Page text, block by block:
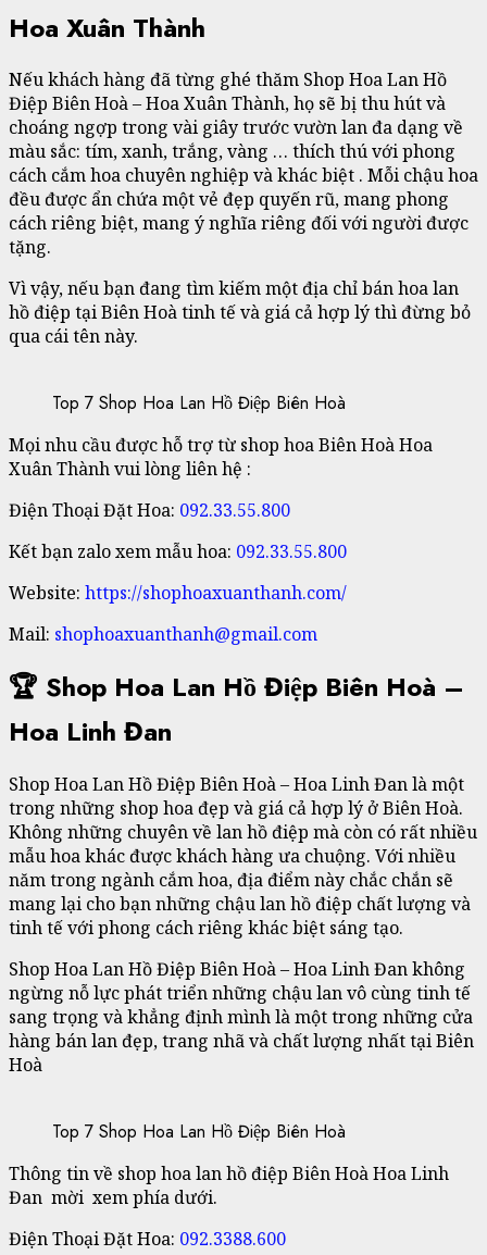
Hoa Xuân Thành
Nếu khách hàng đã từng ghé thăm Shop Hoa Lan Hồ
Điệp Biên Hoà – Hoa Xuân Thành, họ sẽ bị thu hút và
choáng ngợp trong vài giây trước vườn lan đa dạng về
màu sắc: tím, xanh, trắng, vàng … thích thú với phong
cách cắm hoa chuyên nghiệp và khác biệt . Mỗi chậu hoa
đều được ẩn chứa một vẻ đẹp quyến rũ, mang phong
cách riêng biệt, mang ý nghĩa riêng đối với người được
tặng.
Vì vậy, nếu bạn đang tìm kiếm một địa chỉ bán hoa lan
hồ điệp tại Biên Hoà tinh tế và giá cả hợp lý thì đừng bỏ
qua cái tên này.
Top 7 Shop Hoa Lan Hồ Điệp Biên Hoà
Mọi nhu cầu được hỗ trợ từ shop hoa Biên Hoà Hoa
Xuân Thành vui lòng liên hệ :
Điện Thoại Đặt Hoa: 092.33.55.800
Kết bạn zalo xem mẫu hoa: 092.33.55.800
Website: https://shophoaxuanthanh.com/
Mail: shophoaxuanthanh@gmail.com
🏆 Shop Hoa Lan Hồ Điệp Biên Hoà –
Hoa Linh Đan
Shop Hoa Lan Hồ Điệp Biên Hoà – Hoa Linh Đan là một
trong những shop hoa đẹp và giá cả hợp lý ở Biên Hoà.
Không những chuyên về lan hồ điệp mà còn có rất nhiều
mẫu hoa khác được khách hàng ưa chuộng. Với nhiều
năm trong ngành cắm hoa, địa điểm này chắc chắn sẽ
mang lại cho bạn những chậu lan hồ điệp chất lượng và
tinh tế với phong cách riêng khác biệt sáng tạo.
Shop Hoa Lan Hồ Điệp Biên Hoà – Hoa Linh Đan không
ngừng nỗ lực phát triển những chậu lan vô cùng tinh tế
sang trọng và khẳng định mình là một trong những cửa
hàng bán lan đẹp, trang nhã và chất lượng nhất tại Biên
Hoà
Top 7 Shop Hoa Lan Hồ Điệp Biên Hoà
Thông tin về shop hoa lan hồ điệp Biên Hoà Hoa Linh
Đan mời xem phía dưới.
Điện Thoại Đặt Hoa: 092.3388.600